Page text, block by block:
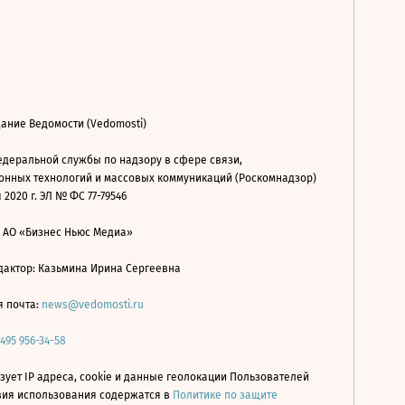
Ведомости (Vedomosti)
службы по надзору в сфере связи,
технологий и массовых коммуникаций (Роскомнадзор)
2020 г. ЭЛ № ФС 77-79546
АО «Бизнес Ньюс Медиа»
Казьмина Ирина Сергеевна
почта: news@vedomosti.ru
495 956-34-58
IP адреса, cookie и данные геолокации Пользователей
использования содержатся в Политике по защите